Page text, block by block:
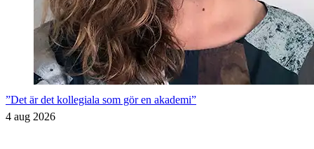
”Det är det kollegiala som gör en akademi”
4 aug 2026